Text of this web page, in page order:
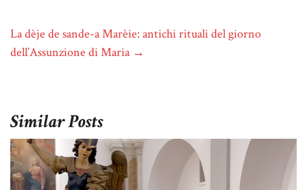
La dèje de sande-a Marèie: antichi rituali del giorno
dell’Assunzione di Maria →
Similar Posts